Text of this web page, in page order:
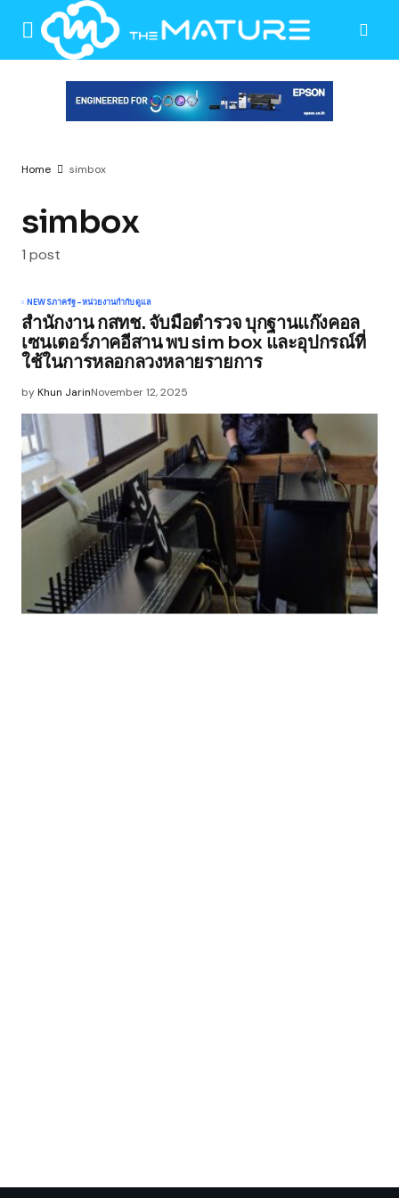
Home simbox
simbox
1 post
NEWSภาครัฐ-หน่วยงานกำกับดูแล
สำนักงาน กสทช. จับมือตำรวจ บุกฐานแก๊งคอล
เซนเตอร์ภาคอีสาน พบ sim box และอุปกรณ์ที่
ใช้ในการหลอกลวงหลายรายการ
byKhun JarinNovember 12, 2025